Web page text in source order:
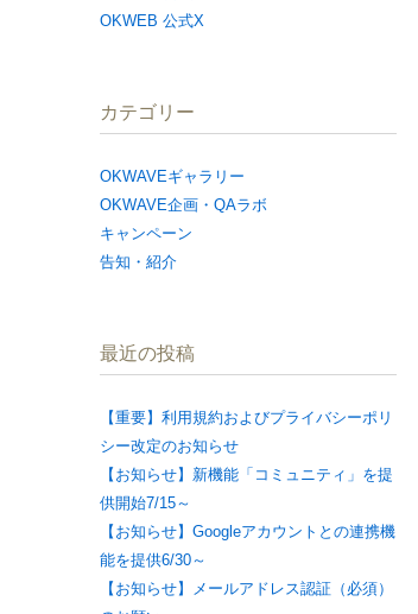
OKWEB 公式X
カテゴリー
OKWAVEギャラリー
OKWAVE企画・QAラボ
キャンペーン
告知・紹介
最近の投稿
【重要】利用規約およびプライバシーポリ
シー改定のお知らせ
【お知らせ】新機能「コミュニティ」を提
供開始7/15～
【お知らせ】Googleアカウントとの連携機
能を提供6/30～
【お知らせ】メールアドレス認証（必須）